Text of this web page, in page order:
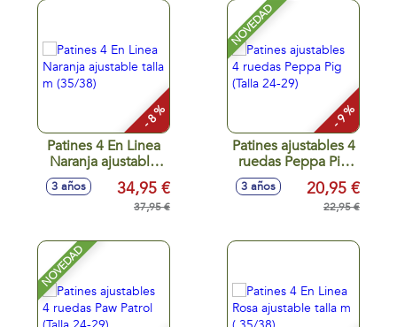
- 8 %
Patines 4 En Linea
Naranja ajustable
talla m (35/38)
3 años 34,95 €
37,95 €
NOVEDAD
- 9 %
Patines ajustables 4
ruedas Peppa Pig
(Talla 24-29)
3 años 20,95 €
22,95 €
NOVEDAD